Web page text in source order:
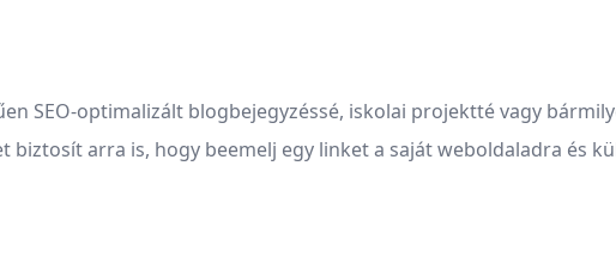
SEO-optimalizált blogbejegyzéssé, iskolai projektté vagy
biztosít arra is, hogy beemelj egy linket a saját weboldaladra és